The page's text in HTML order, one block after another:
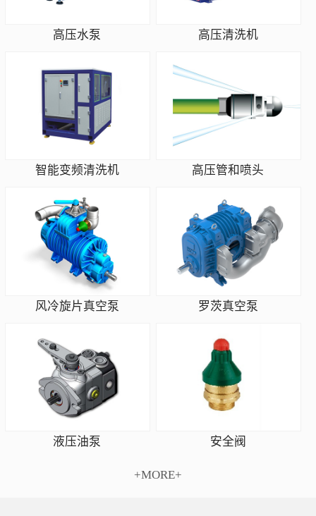
高压水泵 高压清洗机
智能变频清洗机 高压管和喷头
风冷旋片真空泵 罗茨真空泵
液压油泵 安全阀
+MORE+